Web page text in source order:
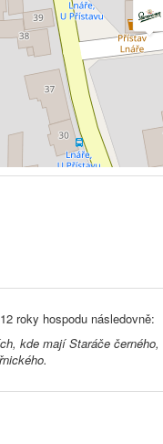
roky hospodu následovně:
kde mají Staráče